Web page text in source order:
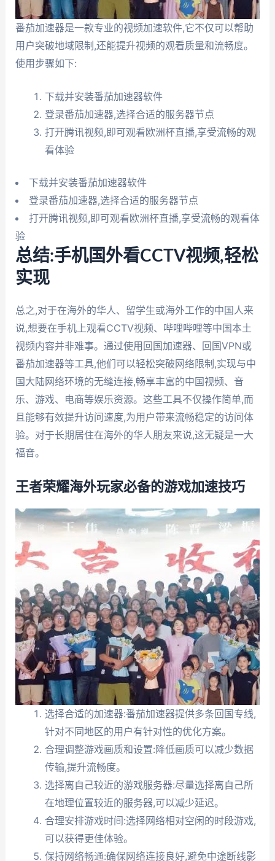
番茄加速器是一款专业的视频加速软件,它不仅可以帮助
用户突破地域限制,还能提升视频的观看质量和流畅度。
使用步骤如下:
下载并安装番茄加速器软件
登录番茄加速器,选择合适的服务器节点
打开腾讯视频,即可观看欧洲杯直播,享受流畅的观
看体验
下载并安装番茄加速器软件
登录番茄加速器,选择合适的服务器节点
打开腾讯视频,即可观看欧洲杯直播,享受流畅的观看体
验
总结:手机国外看CCTV视频,轻松
实现
总之,对于在海外的华人、留学生或海外工作的中国人来
说,想要在手机上观看CCTV视频、哔哩哔哩等中国本土
视频内容并非难事。通过使用回国加速器、回国VPN或
番茄加速器等工具,他们可以轻松突破网络限制,实现与中
国大陆网络环境的无缝连接,畅享丰富的中国视频、音
乐、游戏、电商等娱乐资源。这些工具不仅操作简单,而
且能够有效提升访问速度,为用户带来流畅稳定的访问体
验。对于长期居住在海外的华人朋友来说,这无疑是一大
福音。
王者荣耀海外玩家必备的游戏加速技巧
选择合适的加速器:番茄加速器提供多条回国专线,
针对不同地区的用户有针对性的优化方案。
合理调整游戏画质和设置:降低画质可以减少数据
传输,提升流畅度。
选择离自己较近的游戏服务器:尽量选择离自己所
在地理位置较近的服务器,可以减少延迟。
合理安排游戏时间:选择网络相对空闲的时段游戏,
可以获得更佳体验。
保持网络畅通:确保网络连接良好,避免中途断线影